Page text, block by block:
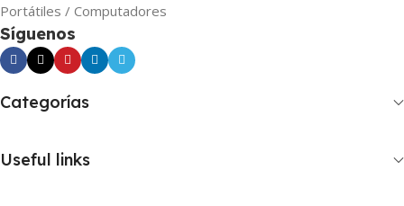
Portátiles / Computadores
Síguenos
Categorías
Useful links